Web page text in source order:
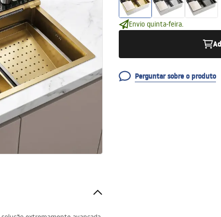
Envio quinta-feira.
Perguntar sobre o produto